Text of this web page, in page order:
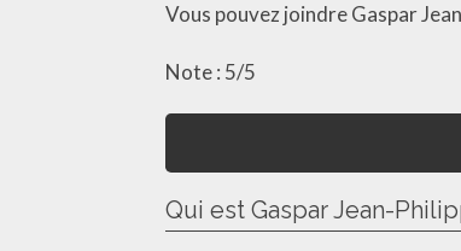
Vous pouvez joindre Gaspar
Note : 5/5
Qui est Gaspar Jean-